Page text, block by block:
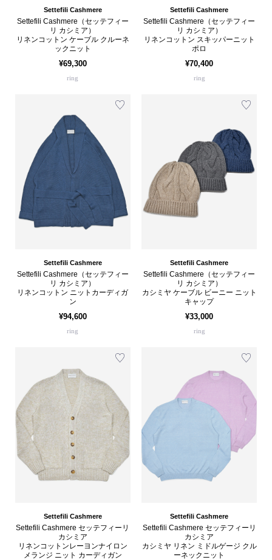
Settefili Cashmere
Settefili Cashmere（セッテフィー
リ カシミア）
リネンコットン ケーブル クルーネ
ックニット
¥69,300
ring
Settefili Cashmere
Settefili Cashmere（セッテフィー
リ カシミア）
リネンコットン スキッパーニット
ポロ
¥70,400
ring
Settefili Cashmere
Settefili Cashmere（セッテフィー
リ カシミア）
リネンコットン ニットカーディガ
ン
¥94,600
ring
Settefili Cashmere
Settefili Cashmere（セッテフィー
リ カシミア）
カシミヤ ケーブル ビーニー ニット
キャップ
¥33,000
ring
Settefili Cashmere
Settefili Cashmere セッテフィーリ
カシミア
リネンコットンレーヨンナイロン
メランジ ニット カーディガン
Settefili Cashmere
Settefili Cashmere セッテフィーリ
カシミア
カシミヤ リネン ミドルゲージ クル
ーネックニット